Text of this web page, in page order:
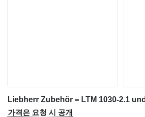
가격은 요청 시 공개